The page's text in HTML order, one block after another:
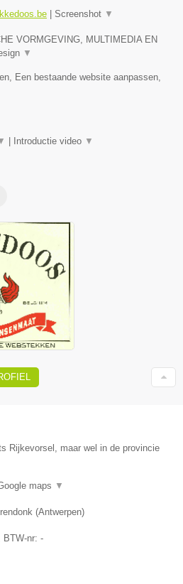
Screenshot ▼
VORMGEVING, MULTIMEDIA EN
▼
Een bestaande website aanpassen,
Introductie video ▼
Rijkevorsel, maar wel in de provincie
maps ▼
(Antwerpen)
, BTW-nr: -